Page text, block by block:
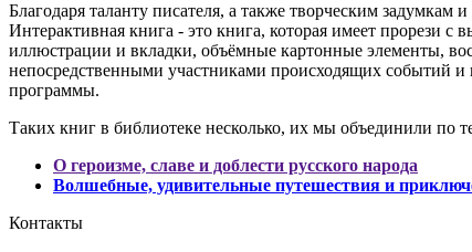
Благодаря таланту писателя, а также творческим
Интерактивная книга - это книга, которая имеет прорези
иллюстрации и вкладки, объёмные картонные элементы,
непосредственными участниками происходящих событий
программы.
Таких книг в библиотеке несколько, их мы объединили по
О героизме, славе и доблести русского народа
Волшебные, удивительные путешествия и
Контакты